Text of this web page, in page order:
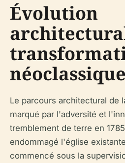
Évolution
néoclassique
Le parcours architectural de
marqué par l'adversité et
tremblement de terre en
endommagé l'église
commencé sous la